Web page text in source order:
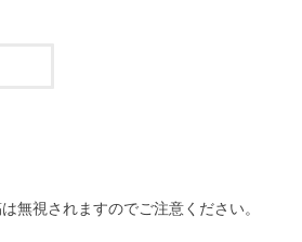
無視されますのでご注意ください。